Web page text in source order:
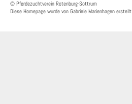
© Pferdezuchtverein Rotenburg-Sottrum
Diese Homepage wurde von Gabriele Marienhagen erstellt